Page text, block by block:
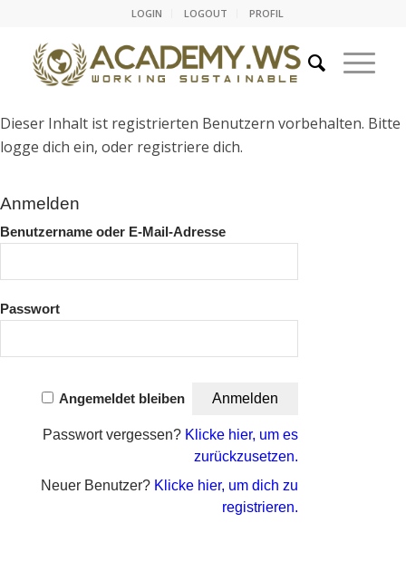
LOGIN LOGOUT PROFIL
Dieser Inhalt ist registrierten Benutzern vorbehalten. Bitte
logge dich ein, oder registriere dich.
Anmelden
Benutzername oder E-Mail-Adresse
Passwort
Angemeldet bleiben
Passwort vergessen? Klicke hier, um es
zurückzusetzen.
Neuer Benutzer? Klicke hier, um dich zu
registrieren.